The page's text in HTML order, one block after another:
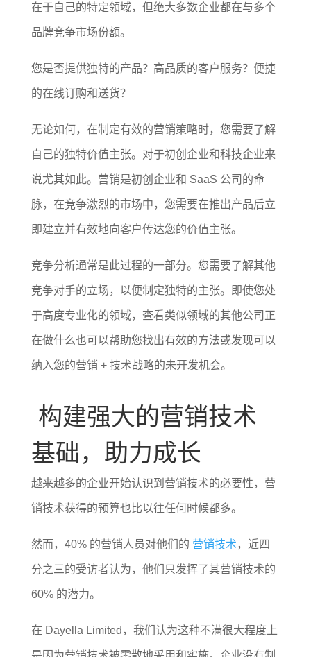
在于自己的特定领域，但绝大多数企业都在与多个
品牌竞争市场份额。
您是否提供独特的产品？高品质的客户服务？便捷
的在线订购和送货？
无论如何，在制定有效的营销策略时，您需要了解
自己的独特价值主张。对于初创企业和科技企业来
说尤其如此。营销是初创企业和 SaaS 公司的命
脉，在竞争激烈的市场中，您需要在推出产品后立
即建立并有效地向客户传达您的价值主张。
竞争分析通常是此过程的一部分。您需要了解其他
竞争对手的立场，以便制定独特的主张。即使您处
于高度专业化的领域，查看类似领域的其他公司正
在做什么也可以帮助您找出有效的方法或发现可以
纳入您的营销 + 技术战略的未开发机会。
构建强大的营销技术
基础，助力成长
越来越多的企业开始认识到营销技术的必要性，营
销技术获得的预算也比以往任何时候都多。
然而，40% 的营销人员对他们的 营销技术，近四
分之三的受访者认为，他们只发挥了其营销技术的
60% 的潜力。
在 Dayella Limited，我们认为这种不满很大程度上